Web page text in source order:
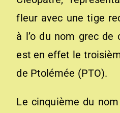
fleur avec une tige
à l’o du nom grec de
est en effet le
de Ptolémée (PTO).
Le cinquième du